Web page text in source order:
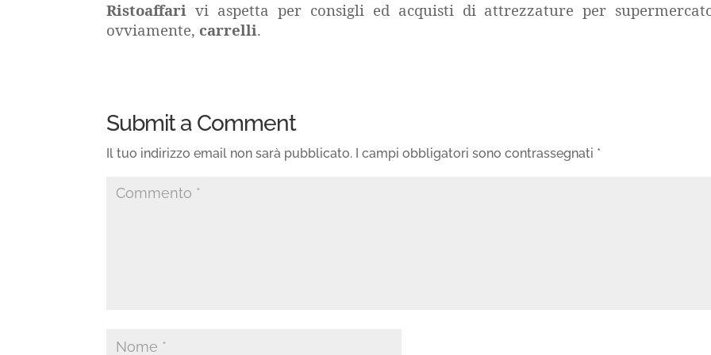
Ristoaffari vi aspetta per consigli ed acquisti di attrezzature per
ovviamente, carrelli.
Submit a Comment
Il tuo indirizzo email non sarà pubblicato. I campi obbligatori sono contrassegnati *